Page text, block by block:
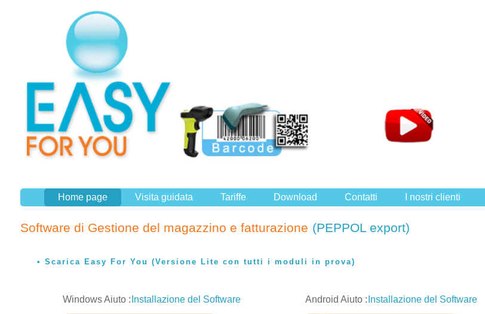
Home page Visita guidata Tariffe Download Contatti I nostri clienti
Software di Gestione del magazzino e fatturazione (PEPPOL export)
Scarica Easy For You (Versione Lite con tutti i moduli in prova)
Windows Aiuto: Installazione del Software Android Aiuto: Installazione del Software